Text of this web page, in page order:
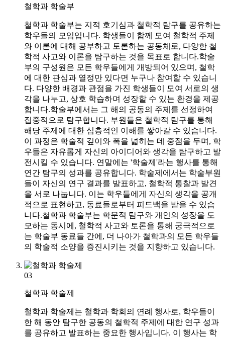
철학과 학술부
철학과 학술부는 지적 호기심과 철학적 탐구를 공유하는
학우들의 모임입니다. 학생들이 함께 모여 철학적 주제
와 이론에 대해 공부하고 토론하는 공동체로, 다양한 철
학적 사고와 이론을 탐구하는 것을 목표로 합니다.학술
부의 구성원은 모든 학우들에게 개방되어 있으며, 철학
에 대한 관심과 열정만 있다면 누구나 참여할 수 있습니
다. 다양한 배경과 관점을 가진 학생들이 모여 서로의 생
각을 나누고, 상호 학습하며 성장할 수 있는 환경을 제공
합니다.학술부에서는 그 해의 공동의 주제를 선정하여
집중적으로 탐구합니다. 부원들은 철학적 탐구를 통해
해당 주제에 대한 심층적인 이해를 쌓아갈 수 있습니다.
이 과정은 학술적 깊이와 폭을 넓히는 데 중점을 두며, 학
우들은 자유롭게 자신의 아이디어와 생각을 탐구하고 발
전시킬 수 있습니다. 연말에는 '학술제'라는 행사를 통해
연간 탐구의 성과를 공유합니다. 학술제에서는 학술부원
들이 자신의 연구 결과를 발표하고, 철학적 통찰과 발견
을 서로 나눕니다. 이는 학우들에게 자신의 생각을 공개
적으로 표현하고, 동료들로부터 피드백을 받을 수 있습
니다.철학과 학술부는 학문적 탐구와 개인의 성장을 도
모하는 동시에, 철학적 사고와 토론을 통해 궁극적으로
는 학술부 동료들 간에, 더 나아가 철학과의 모든 학우들
의 학술적 소양을 증진시키는 것을 지향하고 있습니다.
03
철학과 학술제
철학과 학술제는 철학과 학회의 연례 행사로, 학우들이
한 해 동안 탐구한 공동의 철학적 주제에 대한 연구 성과
를 공유하고 발표하는 중요한 행사입니다. 이 행사는 학